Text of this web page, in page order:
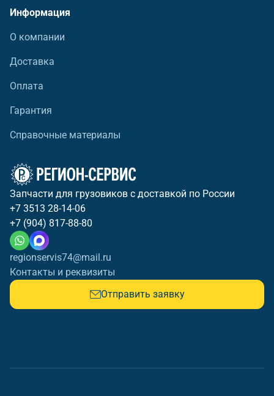
Информация
О компании
Доставка
Оплата
Гарантия
Справочные материалы
Запчасти для грузовиков с доставкой по России
+7 3513 28-14-06
+7 (904) 817-88-80
regionservis74@mail.ru
Контакты и реквизиты
Отправить заявку